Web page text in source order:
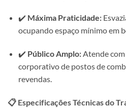
✔️ Máxima Praticidade:
ocupando espaço mínimo em
✔️ Público Amplo:Atende com
corporativo de postos de
revendas.
📋 Especificações Técnicas do